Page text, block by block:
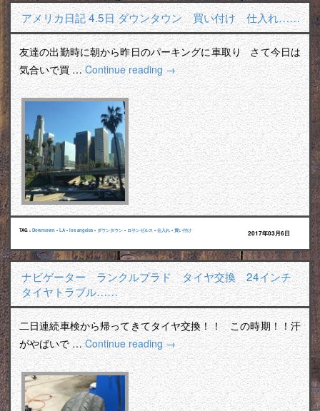
アメリカ日記 4.5日 ダウンタウン 買い付け 仕入れ……
友達の出勤時に朝から昨日のパーキングに車取り さて今日は
気合いで買 …Continue reading→
TAG : Downtown • LA • los angeles • ダウンタウン • ロサンゼルス • 仕入れ • 買い付け 2017年03月6日
ナビゲーター ランクルプラド タイヤ交換 24インチ
タイヤトラブル……
二日連続車検から帰ってきてタイヤ交換！！ この時期！！汗
がやばいで …Continue reading→